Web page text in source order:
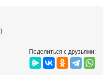
Поделиться с друзьями: